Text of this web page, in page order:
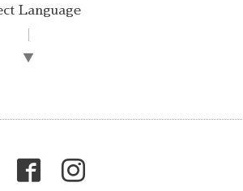
Language
▼